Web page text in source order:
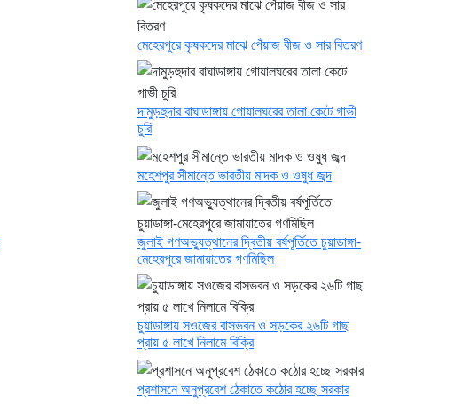
মেহেরপুরে কৃষকদের মাঝে পেঁয়াজ বীজ ও সার বিতরণ
দামুড়হুদার বাঘাডাঙ্গায় গোয়ালঘরের তালা কেটে গাভী
চুরি
মহেশপুর সীমান্তে ভারতীয় মাদক ও ওষুধ জব্দ
জুলাই গণঅভ্যুত্থানের দ্বিতীয় বর্ষপূর্তিতে চুয়াডাঙ্গা-
মেহেরপুরে জামায়াতের গণমিছিল
চুয়াডাঙ্গায় সওজের বাসভবন ও সড়কের ২৬টি গাছ
প্রায় ৫ লাখে নিলামে বিক্রি
প্রশাসনে অনুপ্রবেশ ঠেকাতে কঠোর হচ্ছে সরকার